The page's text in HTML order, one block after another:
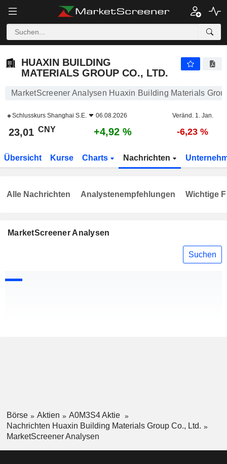
HUAXIN BUILDING
MATERIALS GROUP CO., LTD.
MarketScreener Analysen Huaxin Building Materials
Schlusskurs Shanghai S.E. 06.08.2026 Veränd. 1. Jan.
23,01 CNY +4,92 % -6,23 %
Übersicht Kurse Charts Nachrichten
MarketScreener Analysen
Suchen
Alle Nachrichten Analystenempfehlungen Wichtige
Börse Aktien
A0M3S4 Aktie
Nachrichten Huaxin Building Materials Group Co., Ltd.
MarketScreener Analysen